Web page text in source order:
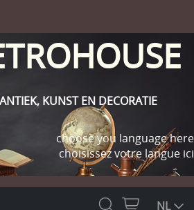
KUNST EN DECORATIE
choose you language here
choisissez votre langue ici
NL